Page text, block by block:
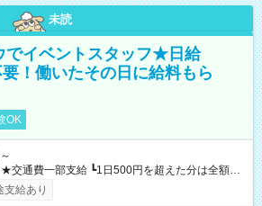
未読
でイベントスタッフ★日給
！働いたその日に給料もら
OK
内の方は自己負担となります ★日払いOK！
┗働いたその日に現金GET♪ お仕事後はコンビニ
支給あり